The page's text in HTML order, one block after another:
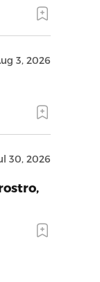
3, 2026
30, 2026